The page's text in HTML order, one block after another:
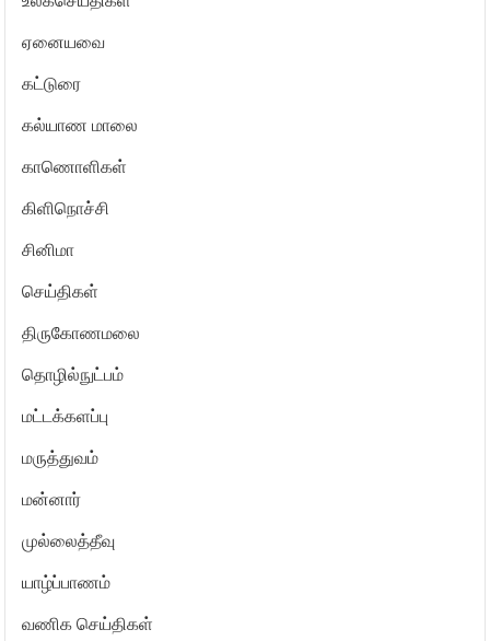
ஏனையவை
கட்டுரை
கல்யாண மாலை
காணொளிகள்
கிளிநொச்சி
சினிமா
செய்திகள்
திருகோணமலை
தொழில்நுட்பம்
மட்டக்களப்பு
மருத்துவம்
மன்னார்
முல்லைத்தீவு
யாழ்ப்பாணம்
வணிக செய்திகள்